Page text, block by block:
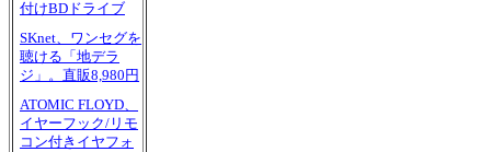
付けBDドライブ
SKnet、ワンセグを
聴ける「地デラ
ジ」。直販8,980円
ATOMIC FLOYD、
イヤーフック/リモ
コン付きイヤフォ